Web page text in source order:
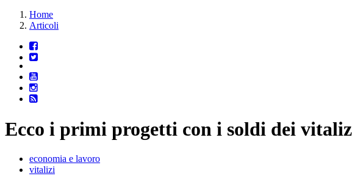
Home
Articoli
Ecco i primi progetti con i soldi dei
economia e lavoro
vitalizi